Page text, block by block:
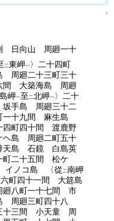
↑
日向山 周廻一十
二東岬一 〉二十四町
周廻二十三町三十
間 大築海島 周廻
島岬一至二北岬一 〉二十
手島 周廻三十二
一十九間 麻生島
町四十間 渡鹿野
島 周廻二町五十
島 石鏡 白島英
二十五間 松ケ
イノコ島 〈從二南岬
町四十一間 大筵島
八町一十七間 市
周廻三町四十八
十三間 小天童 周